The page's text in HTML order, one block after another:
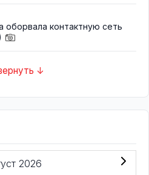
оборвала контактную сеть
↓
2026